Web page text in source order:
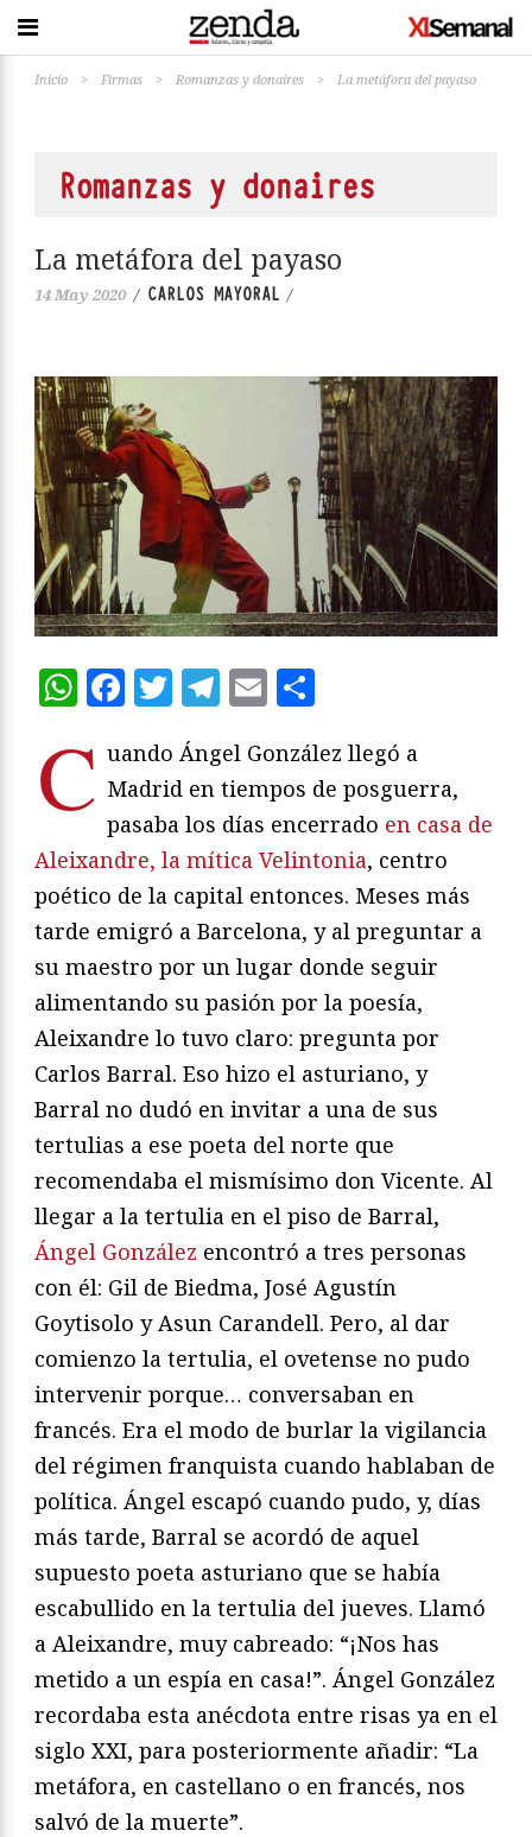
Inicio > Firmas > Romanzas y donaires > La metáfora del payaso
Romanzas y donaires
La metáfora del payaso
14 May 2020 / CARLOS MAYORAL /
WhatsApp
Facebook
Twitter
Telegram
Email
C uando Ángel González llegó a
Madrid en tiempos de posguerra,
pasaba los días encerrado en casa de
Aleixandre, la mítica Velintonia, centro
poético de la capital entonces. Meses más
tarde emigró a Barcelona, y al preguntar a
su maestro por un lugar donde seguir
alimentando su pasión por la poesía,
Aleixandre lo tuvo claro: pregunta por
Carlos Barral. Eso hizo el asturiano, y
Barral no dudó en invitar a una de sus
tertulias a ese poeta del norte que
recomendaba el mismísimo don Vicente. Al
llegar a la tertulia en el piso de Barral,
Ángel González encontró a tres personas
con él: Gil de Biedma, José Agustín
Goytisolo y Asun Carandell. Pero, al dar
comienzo la tertulia, el ovetense no pudo
intervenir porque… conversaban en
francés. Era el modo de burlar la vigilancia
del régimen franquista cuando hablaban de
política. Ángel escapó cuando pudo, y, días
más tarde, Barral se acordó de aquel
supuesto poeta asturiano que se había
escabullido en la tertulia del jueves. Llamó
a Aleixandre, muy cabreado: “¡Nos has
metido a un espía en casa!”. Ángel González
recordaba esta anécdota entre risas ya en el
siglo XXI, para posteriormente añadir: “La
metáfora, en castellano o en francés, nos
salvó de la muerte”.